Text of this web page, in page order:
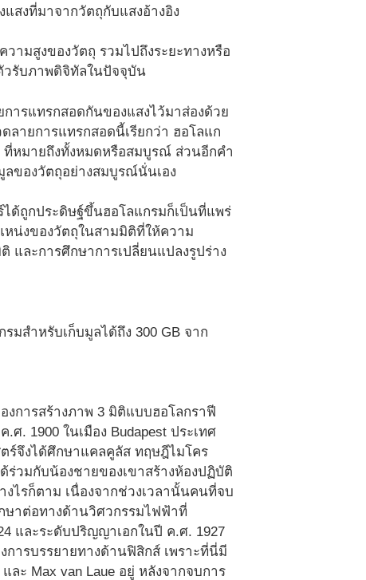
สงที่มาจากวัตถุกับแสงอ้างอิง
ามสูงของวัตถุ รวมไปถึงระยะทางหรือ
วรับภาพดิจิทัลในปัจจุบัน
รแทรกสอดกันของแสงไว้มาส่องด้วย
ายการแทรกสอดนี้เรียกว่า ฮอโลแก
ที่หมายถึงทั้งหมดหรือสมบูรณ์ ส่วนอีกคำ
ลของวัตถุอย่างสมบูรณ์นั่นเอง
ได้ถูกประดิษฐ์ขึ้นฮอโลแกรมก็เป็นที่แพร่
หน่งของวัตถุในสามมิติที่ให้ความ
และการศึกษาการเปลี่ยนแปลงรูปร่าง
มสำหรับเก็บมูลได้ถึง 300 GB จาก
การสร้างภาพ 3 มิติแบบฮอโลกราฟี
. 1900 ในเมือง Budapest ประเทศ
ร์จึงได้ศึกษาแคลคูลัส ทฤษฎีไมโคร
ร่วมกับน้องชายของเขาสร้างห้องปฏิบัติ
ไรก็ตาม เนื่องจากช่วงเวลานั้นคนที่จบ
ษาต่อทางด้านวิศวกรรมไฟฟ้าที่
และระดับปริญญาเอกในปี ค.ศ. 1927
การบรรยายทางด้านฟิสิกส์ เพราะที่นี่มี
ละ Max van Laue อยู่ หลังจากจบการ